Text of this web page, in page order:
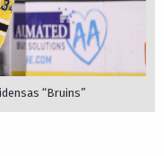
“Bruins”